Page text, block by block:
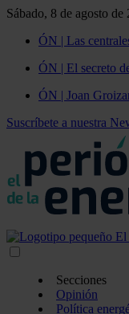
Sábado, 8 de agosto de
ÓN | Las
ÓN | El secreto
ÓN | Joan
Suscríbete a nuestra
Secciones
Opinión
Política